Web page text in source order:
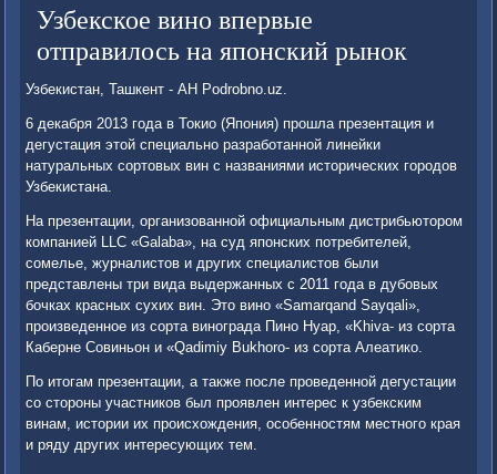
Узбекское вино впервые
отправилось на японский рынок
Узбекистан, Ташкент - АН Podrobno.uz.
6 декабря 2013 года в Токио (Япония) прошла презентация и
дегустация этой специально разработанной линейки
натуральных сортовых вин с названиями исторических городов
Узбекистана.
На презентации, организованной официальным дистрибьютором
компанией LLC «Galaba», на суд японских потребителей,
сомелье, журналистов и других специалистов были
представлены три вида выдержанных с 2011 года в дубовых
бочках красных сухих вин. Это вино «Samarqand Sayqali»,
произведенное из сорта винограда Пино Нуар, «Khiva- из сорта
Каберне Совиньон и «Qadimiy Bukhoro- из сорта Алеатико.
По итогам презентации, а также после проведенной дегустации
cо стороны участников был проявлен интерес к узбекским
винам, истории их происхождения, особенностям местного края
и ряду других интересующих тем.